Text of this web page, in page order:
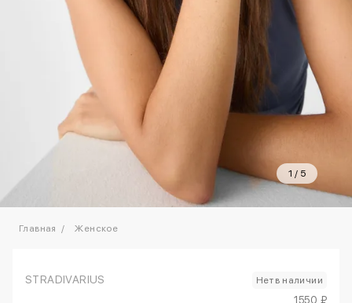
1 / 5
Главная Женское
STRADIVARIUS Нет в наличии
1550 ₽